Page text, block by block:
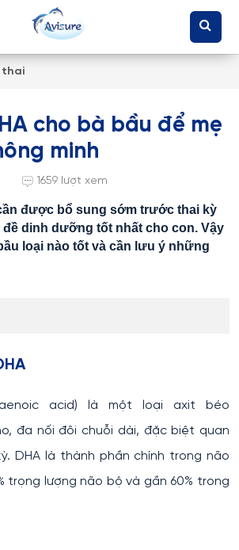
thai
cho bà bầu để mẹ
minh
1659 lượt xem
được bổ sung sớm trước thai kỳ
đề dinh dưỡng tốt nhất cho con. Vậy
loại nào tốt và cần lưu ý những
acid) là một loại axit béo
đa nối đôi chuỗi dài, đặc biệt quan
DHA là thành phần chính trong não
trọng lượng não bộ và gần 60% trong